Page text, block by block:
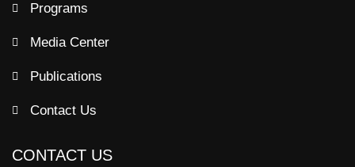
Programs
Media Center
Publications
Contact Us
CONTACT US